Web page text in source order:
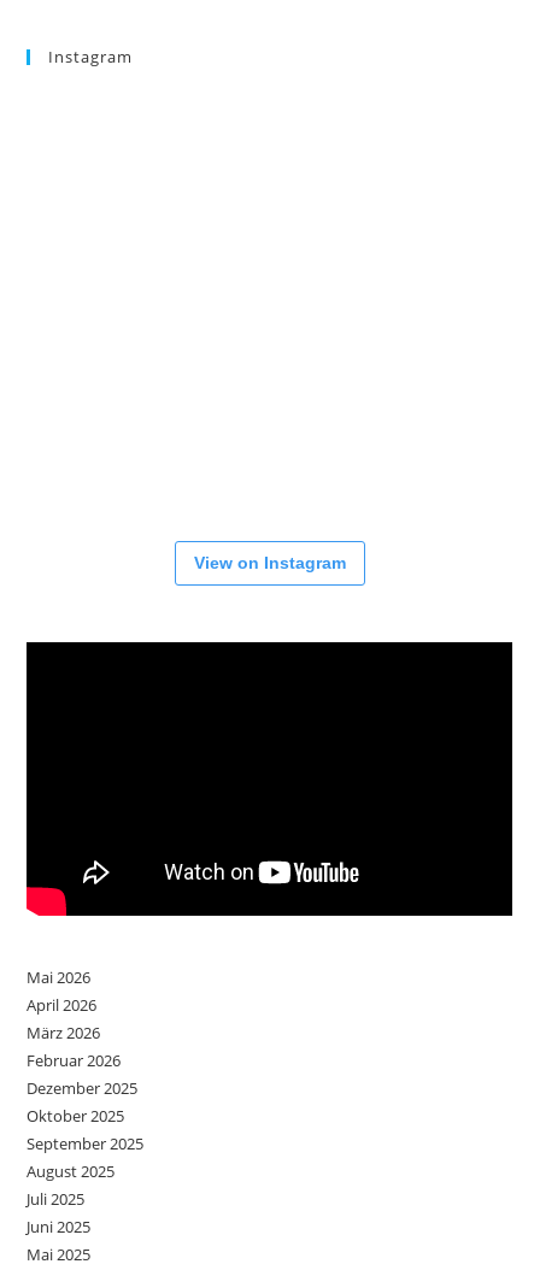
Instagram
View on Instagram
Mai 2026
April 2026
März 2026
Februar 2026
Dezember 2025
Oktober 2025
September 2025
August 2025
Juli 2025
Juni 2025
Mai 2025